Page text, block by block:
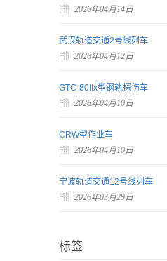
2026年04月14日
武汉轨道交通2号线列车
2026年04月12日
GTC-80IIx型钢轨探伤车
2026年04月10日
CRW型作业车
2026年04月10日
宁波轨道交通12号线列车
2026年03月29日
标签